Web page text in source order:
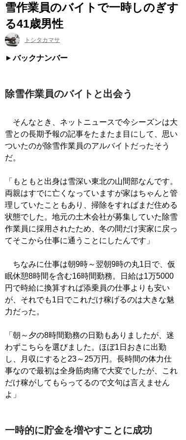
雪作業員のバイトで一時しのぎす
る41歳男性
トシタカマサ
バックナンバー
除雪作業員のバイトと出会う
そんなとき、ネットニュースで今シーズンは大
雪との長期予報の記事をたまたま目にして、思い
ついたのが除雪作業員のアルバイトだったそう
だ。
「もともと出身は雪深い東北の山間部なんです。
両親はすでに亡くなっていますが家はちゃんと管
理していたこともあり、掃除をすればまだ住める
状態でした。地元の土木会社が募集していた除雪
作業員に採用されたため、冬の間だけ実家に戻っ
てそこから仕事に通うことにしたんです」
ちなみに仕事は朝9時～翌朝9時の丸1日で、仮
眠休憩8時間を含む16時間勤務。日給は1万5000
円で時給に換算すれば添乗員の仕事よりも安い
が、それでも1日でこれだけ稼げるのは大きな魅
力だった。
「朝～夕の8時間勤務の日勤もありましたが、迷
わずこちらを選びました。ほぼ1日おきに出勤
し、月収にすると23～25万円。長時間の体力仕
事なので最初は全身筋肉痛で大変でしたが、これ
だけ稼がしてもらってるので文句は言えません
よ」
一時的に貯金を増やすことに成功